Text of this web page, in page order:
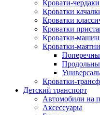
Кровати-чердаки
Кроватки
Кроватки
Кроватки
Кроватки-
Кроватки-
Кроватки-
Детский транспорт
Автомобили на
Аксессуары